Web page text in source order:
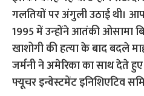
गलतियों पर अंगुली उठाई थी।
1995 में उन्‍होंने आतंकी ओसामा
खाशोगी की हत्‍या के बाद बदले
जर्मनी ने अमेरिका का साथ देते
फ्यूचर इन्वेस्टमेंट इनिशिएटिव